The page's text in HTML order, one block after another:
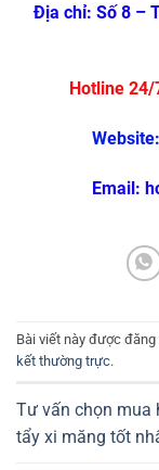
Địa chỉ: Số 8 –
Hotline
Website:
Email:
Bài viết này được đăng
kết thường trực.
Tư vấn chọn mua
tẩy xi măng tốt